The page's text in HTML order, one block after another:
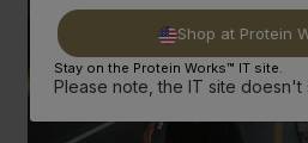
Shop at Protein
Stay on the Protein Works™ IT site.
Please note, the IT site doesn't